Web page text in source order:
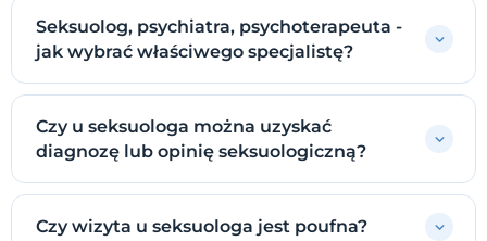
Seksuolog, psychiatra, psychoterapeuta -
jak wybrać właściwego specjalistę?
Czy u seksuologa można uzyskać
diagnozę lub opinię seksuologiczną?
Czy wizyta u seksuologa jest poufna?